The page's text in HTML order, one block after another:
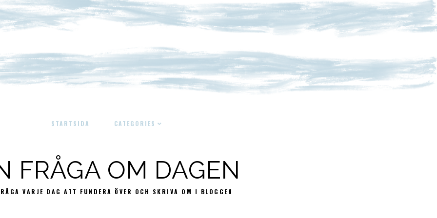
STARTSIDA CATEGORIES
FRÅGA OM DAGEN
VARJE DAG ATT FUNDERA ÖVER OCH SKRIVA OM I BLOGGEN